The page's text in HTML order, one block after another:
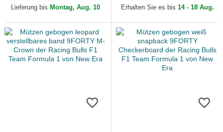
der Alpine F1 Team Formula
Lieferung bis Montag, Aug. 10
Racing Formula 1...
Erhalten Sie es bis 14 - 18 Aug.